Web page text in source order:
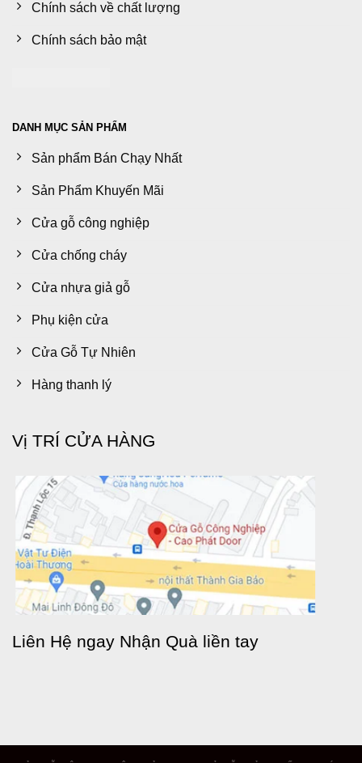
Chính sách về chất lượng
Chính sách bảo mật
DANH MỤC SẢN PHẨM
Sản phẩm Bán Chạy Nhất
Sản Phẩm Khuyến Mãi
Cửa gỗ công nghiệp
Cửa chống cháy
Cửa nhựa giả gỗ
Phụ kiện cửa
Cửa Gỗ Tự Nhiên
Hàng thanh lý
Vị TRÍ CỬA HÀNG
Liên Hệ ngay Nhận Quà liền tay